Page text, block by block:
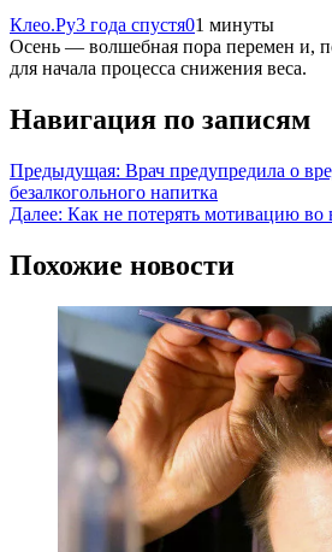
Клео.Ру3 года спустя01 минуты
Осень — волшебная пора перемен и,
для начала процесса снижения веса.
Навигация по записям
Предыдущая: Врач предупредила о
безалкогольного напитка
Далее: Как не потерять мотивацию во
Похожие новости